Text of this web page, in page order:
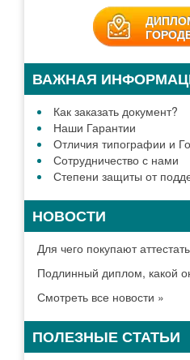
ВАЖНАЯ
Как заказать документ?
Наши Гарантии
Отличия типографии и
Сотрудничество с нами
Степени защиты от
НОВОСТИ
Для чего покупают
Подлинный диплом, какой
Смотреть все новости »
ПОЛЕЗНЫЕ СТАТЬИ